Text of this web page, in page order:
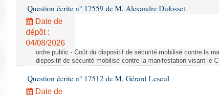
Question écrite n° 17559 de M. Alexandre Dufosset
Date de
dépôt :
04/08/2026
ordre public - Coût du dispositif de sécurité mobilisé contre la
dispositif de sécurité mobilisé contre la manifestation visant le
Question écrite n° 17512 de M. Gérard Leseul
Date de